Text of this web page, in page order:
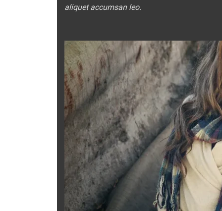
aliquet accumsan leo.